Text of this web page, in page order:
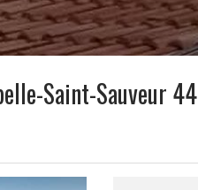
Saint-Sauveur 44